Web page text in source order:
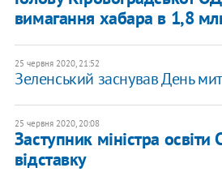
вимагання хабара в 1,8
25 червня 2020, 21:52
Зеленський заснував День
25 червня 2020, 20:08
Заступник міністра
відставку